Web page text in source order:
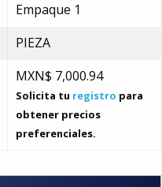
Empaque 1
PIEZA
MXN$ 7,000.94
Solicita tu registro para
obtener precios
preferenciales.